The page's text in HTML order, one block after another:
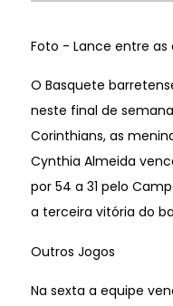
Foto - Lance entre as
O Basquete
neste final de
Corinthians, as
Cynthia Almeida
por 54 a 31 pelo
a terceira vitória do
Outros Jogos
Na sexta a equipe